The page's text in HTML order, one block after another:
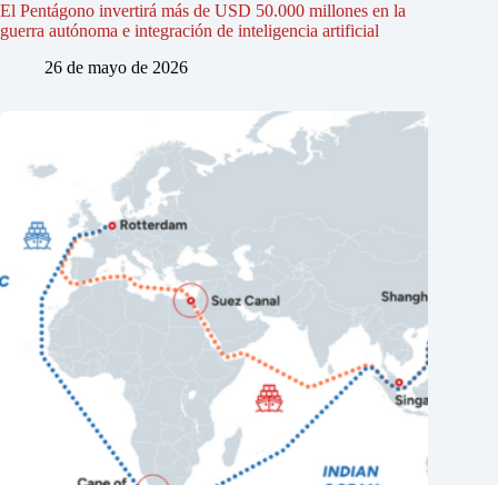
El Pentágono invertirá más de USD 50.000 millones en la
guerra autónoma e integración de inteligencia artificial
26 de mayo de 2026